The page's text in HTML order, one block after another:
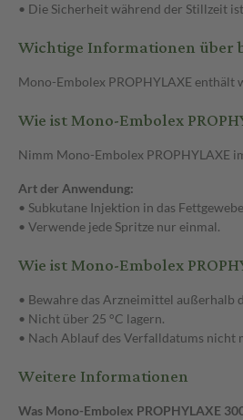
• Die Sicherheit während der Stillzeit
Wichtige Informationen über
Mono-Embolex PROPHYLAXE enthält
Wie ist Mono-Embolex
Nimm Mono-Embolex PROPHYLAXE
Art der Anwendung:
• Subkutane Injektion in das
• Verwende jede Spritze nur einmal.
Wie ist Mono-Embolex
• Bewahre das Arzneimittel außerhalb
• Nicht über 25 °C lagern.
• Nach Ablauf des Verfalldatums nicht
Weitere Informationen
Was Mono-Embolex PROPHYLAXE